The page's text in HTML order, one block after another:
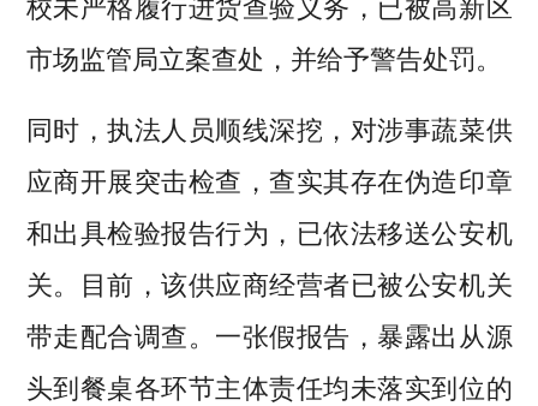
校未严格履行进货查验义务，已被高新区
市场监管局立案查处，并给予警告处罚。
同时，执法人员顺线深挖，对涉事蔬菜供
应商开展突击检查，查实其存在伪造印章
和出具检验报告行为，已依法移送公安机
关。目前，该供应商经营者已被公安机关
带走配合调查。一张假报告，暴露出从源
头到餐桌各环节主体责任均未落实到位的